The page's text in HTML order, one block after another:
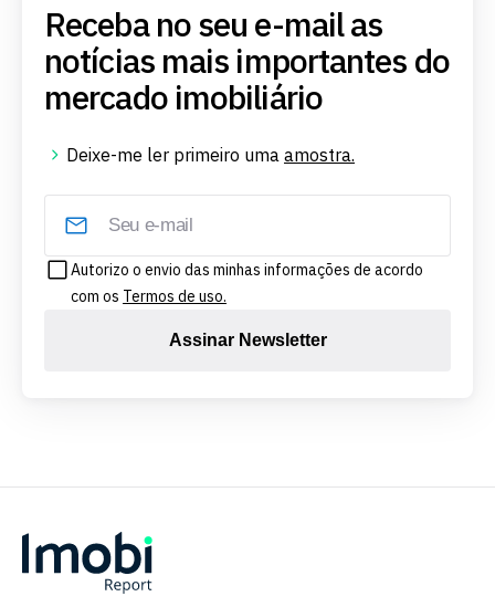
Receba no seu e-mail as
notícias mais importantes do
mercado imobiliário
Deixe-me ler primeiro uma amostra.
Autorizo o envio das minhas informações de acordo
com os Termos de uso.
Assinar Newsletter